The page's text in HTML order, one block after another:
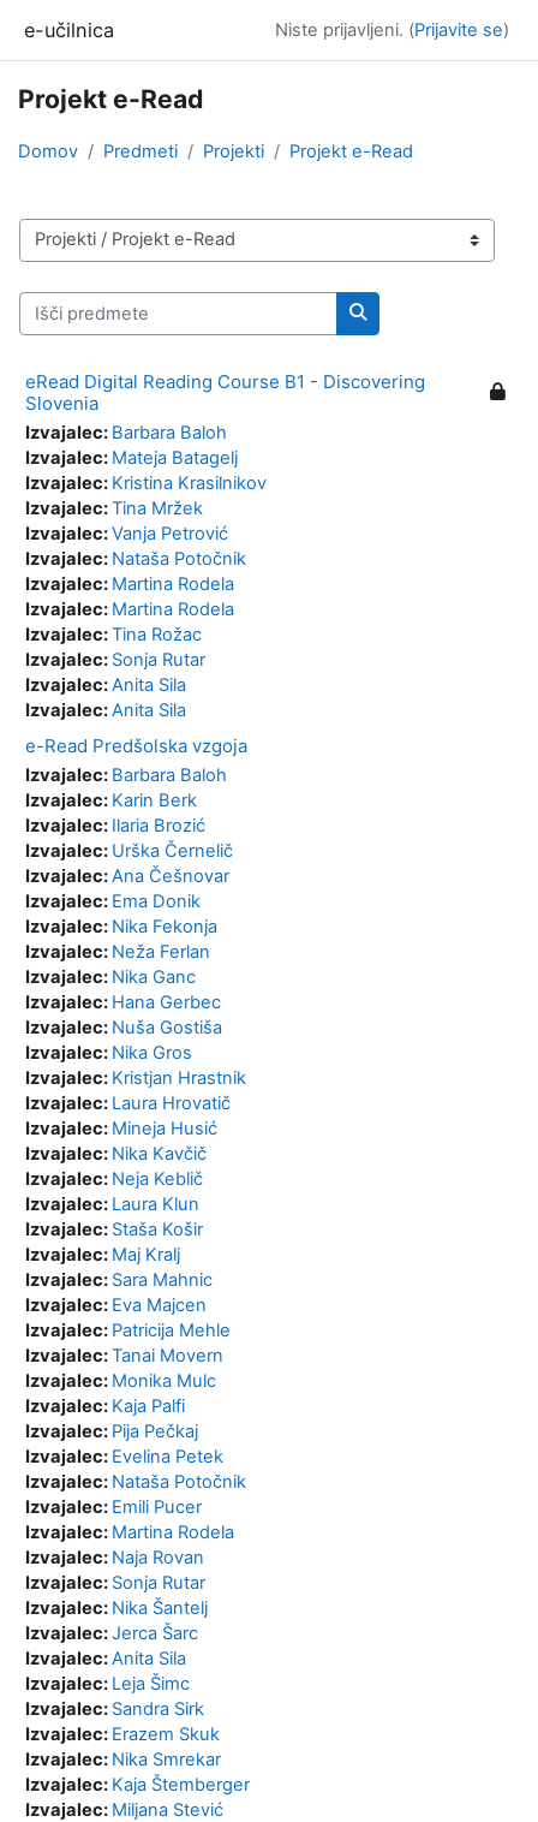
e-učilnica Niste prijavljeni. (Prijavite se)
Projekt e-Read
Domov Predmeti Projekti Projekt e-Read
Kategorije predmetov
Išči predmete
Išči predmete
eRead Digital Reading Course B1 - Discovering
Slovenia
Izvajalec: Barbara Baloh
Izvajalec: Mateja Batagelj
Izvajalec: Kristina Krasilnikov
Izvajalec:Tina Mržek
Izvajalec:Vanja Petrović
Izvajalec: Nataša Potočnik
Izvajalec: Martina Rodela
Izvajalec: Martina Rodela
Izvajalec:Tina Rožac
Izvajalec: Sonja Rutar
Izvajalec:Anita Sila
Izvajalec:Anita Sila
e-Read Predšolska vzgoja
Izvajalec: Barbara Baloh
Izvajalec: Karin Berk
Izvajalec: Ilaria Brozić
Izvajalec: Urška Černelič
Izvajalec:Ana Češnovar
Izvajalec: Ema Donik
Izvajalec: Nika Fekonja
Izvajalec: Neža Ferlan
Izvajalec: Nika Ganc
Izvajalec: Hana Gerbec
Izvajalec: Nuša Gostiša
Izvajalec: Nika Gros
Izvajalec: Kristjan Hrastnik
Izvajalec: Laura Hrovatič
Izvajalec: Mineja Husić
Izvajalec: Nika Kavčič
Izvajalec: Neja Keblič
Izvajalec: Laura Klun
Izvajalec: Staša Košir
Izvajalec: Maj Kralj
Izvajalec: Sara Mahnic
Izvajalec: Eva Majcen
Izvajalec: Patricija Mehle
Izvajalec:Tanai Movern
Izvajalec: Monika Mulc
Izvajalec: Kaja Palfi
Izvajalec: Pija Pečkaj
Izvajalec: Evelina Petek
Izvajalec: Nataša Potočnik
Izvajalec: Emili Pucer
Izvajalec: Martina Rodela
Izvajalec: Naja Rovan
Izvajalec: Sonja Rutar
Izvajalec: Nika Šantelj
Izvajalec:Jerca Šarc
Izvajalec:Anita Sila
Izvajalec: Leja Šimc
Izvajalec: Sandra Sirk
Izvajalec: Erazem Skuk
Izvajalec: Nika Smrekar
Izvajalec: Kaja Štemberger
Izvajalec: Miljana Stević